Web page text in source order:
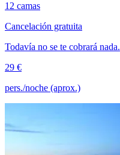
12 camas
Cancelación gratuita
Todavía no se te cobrará nada.
29 €
pers./noche (aprox.)